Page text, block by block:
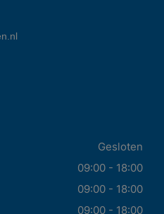
Gesloten
09:00 - 18:00
09:00 - 18:00
09:00 - 18:00